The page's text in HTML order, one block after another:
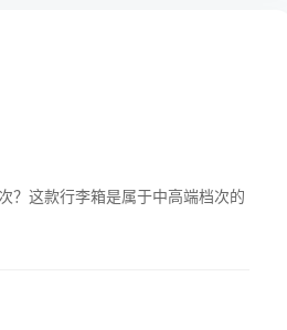
？这款行李箱是属于中高端档次的